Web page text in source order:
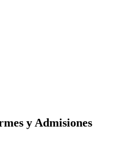
y Admisiones